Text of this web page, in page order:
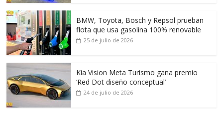
BMW, Toyota, Bosch y Repsol prueban
flota que usa gasolina 100% renovable
25 de julio de 2026
Kia Vision Meta Turismo gana premio
‘Red Dot diseño conceptual’
24 de julio de 2026